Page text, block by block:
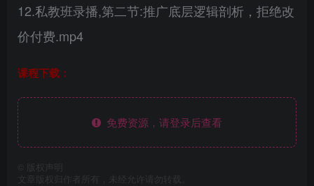
12.私教班录播,第二节:推广底层逻辑剖析，拒绝改
价付费.mp4
课程下载：
免费资源，请登录后查看
版权声明
文章版权归作者所有，未经允许请勿转载。